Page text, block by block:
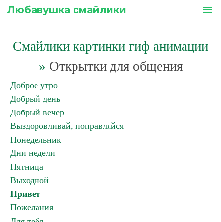
Любавушка смайлики menu
Смайлики картинки гиф анимации
» Открытки для общения
Доброе утро
Добрый день
Добрый вечер
Выздоровливай, поправляйся
Понедельник
Дни недели
Пятница
Выходной
Привет
Пожелания